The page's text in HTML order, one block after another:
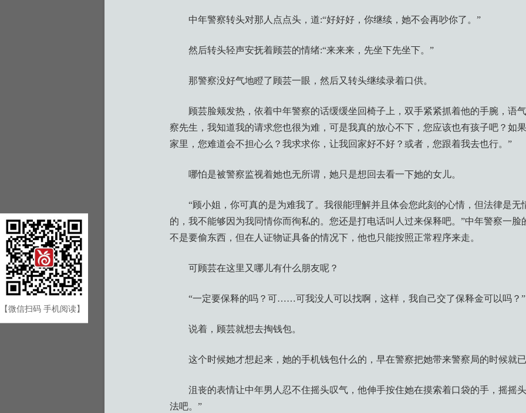
中年警察转头对那人点点头，道:“好好好，你继续，她不会再吵你了。”
然后转头轻声安抚着顾芸的情绪:“来来来，先坐下先坐下。”
那警察没好气地瞪了顾芸一眼，然后又转头继续录着口供。
顾芸脸颊发热，依着中年警察的话缓缓坐回椅子上，双手紧紧抓着他的手腕，语
察先生，我知道我的请求您也很为难，可是我真的放心不下，您应该也有孩子吧？如
家里，您难道会不担心么？我求求你，让我回家好不好？或者，您跟着我去也行。”
哪怕是被警察监视着她也无所谓，她只是想回去看一下她的女儿。
“顾小姐，你可真的是为难我了。我很能理解并且体会您此刻的心情，但法律是无
的，我不能够因为我同情你而徇私的。您还是打电话叫人过来保释吧。”中年警察一脸
不是要偷东西，但在人证物证具备的情况下，他也只能按照正常程序来走。
可顾芸在这里又哪儿有什么朋友呢？
“一定要保释的吗？可……可我没人可以找啊，这样，我自己交了保释金可以吗？”
说着，顾芸就想去掏钱包。
这个时候她才想起来，她的手机钱包什么的，早在警察把她带来警察局的时候就
沮丧的表情让中年男人忍不住摇头叹气，他伸手按住她在摸索着口袋的手，摇摇
法吧。”
【微信扫码 手机阅读】